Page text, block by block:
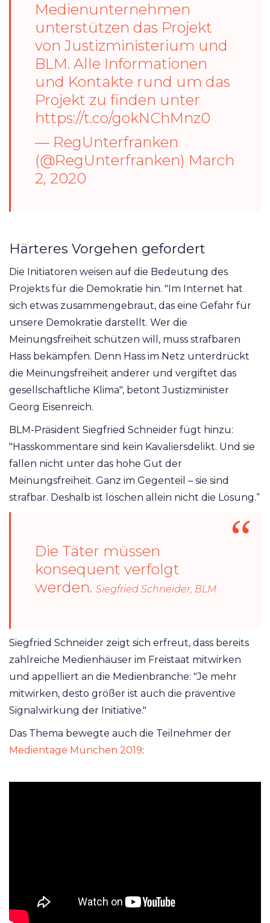
Medienunternehmen
unterstützen das Projekt
von Justizministerium und
BLM. Alle Informationen
und Kontakte rund um das
Projekt zu finden unter
https://t.co/gokNChMnz0
— RegUnterfranken
(@RegUnterfranken) March
2, 2020
Härteres Vorgehen gefordert
Die Initiatoren weisen auf die Bedeutung des
Projekts für die Demokratie hin. "Im Internet hat
sich etwas zusammengebraut, das eine Gefahr für
unsere Demokratie darstellt. Wer die
Meinungsfreiheit schützen will, muss strafbaren
Hass bekämpfen. Denn Hass im Netz unterdrückt
die Meinungsfreiheit anderer und vergiftet das
gesellschaftliche Klima", betont Justizminister
Georg Eisenreich.
BLM-Präsident Siegfried Schneider fügt hinzu:
"Hasskommentare sind kein Kavaliersdelikt. Und sie
fallen nicht unter das hohe Gut der
Meinungsfreiheit. Ganz im Gegenteil – sie sind
strafbar. Deshalb ist löschen allein nicht die Lösung.“
Die Täter müssen
konsequent verfolgt
werden. Siegfried Schneider, BLM
Siegfried Schneider zeigt sich erfreut, dass bereits
zahlreiche Medienhäuser im Freistaat mitwirken
und appelliert an die Medienbranche: "Je mehr
mitwirken, desto größer ist auch die präventive
Signalwirkung der Initiative."
Das Thema bewegte auch die Teilnehmer der
Medientage München 2019: